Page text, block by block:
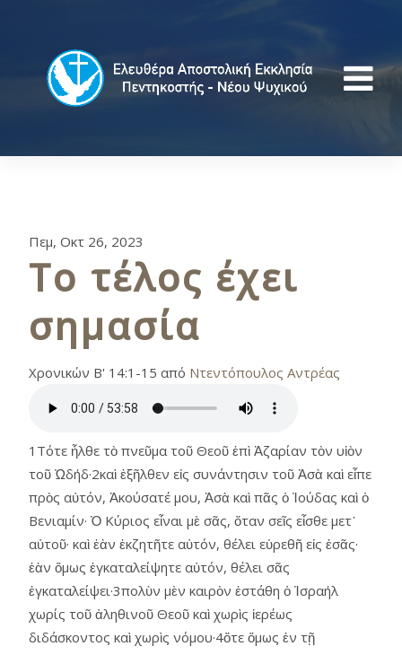
Πεμ, Οκτ 26, 2023
Το τέλος έχει
σημασία
Χρονικών Β' 14:1-15 από Ντεντόπουλος Αντρέας
1Τότε ἦλθε τὸ πνεῦμα τοῦ Θεοῦ ἐπὶ Ἀζαρίαν τὸν υἱὸν
τοῦ Ὠδήδ·2καὶ ἐξῆλθεν εἰς συνάντησιν τοῦ Ἀσὰ καὶ εἶπε
πρὸς αὐτόν, Ἀκούσατέ μου, Ἀσὰ καὶ πᾶς ὁ Ἰούδας καὶ ὁ
Βενιαμίν· Ὁ Κύριος εἶναι μὲ σᾶς, ὅταν σεῖς εἶσθε μετ᾿
αὐτοῦ· καὶ ἐὰν ἐκζητῆτε αὐτόν, θέλει εὑρεθῆ εἰς ἐσᾶς·
ἐὰν ὅμως ἐγκαταλείψητε αὐτόν, θέλει σᾶς
ἐγκαταλείψει·3πολὺν μὲν καιρὸν ἐστάθη ὁ Ἰσραήλ
χωρίς τοῦ ἀληθινοῦ Θεοῦ καὶ χωρὶς ἱερέως
διδάσκοντος καὶ χωρὶς νόμου·4ὅτε ὅμως ἐν τῇ